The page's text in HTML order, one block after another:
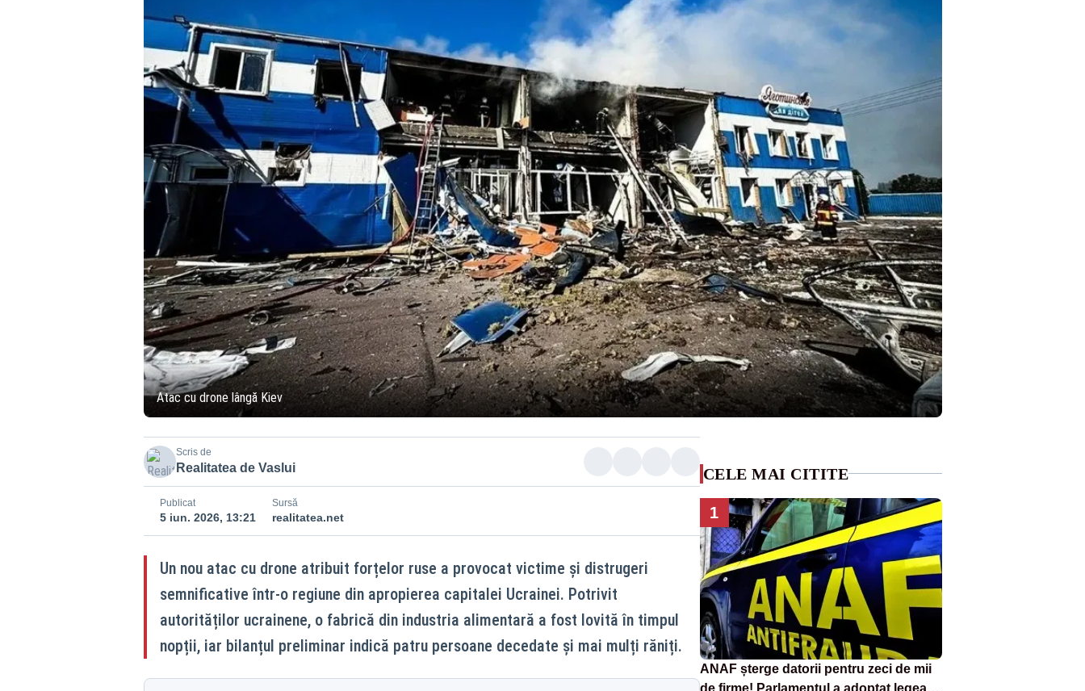
Atac cu drone lângă Kiev
Scris de
Realitatea de Vaslui
Publicat
5 iun. 2026, 13:21
Sursă
realitatea.net
Un nou atac cu drone atribuit forțelor ruse a provocat victime și distrugeri
semnificative într-o regiune din apropierea capitalei Ucrainei. Potrivit
autorităților ucrainene, o fabrică din industria alimentară a fost lovită în timpul
nopții, iar bilanțul preliminar indică patru persoane decedate și mai mulți răniți.
CELE MAI CITITE
1
ANAF șterge datorii pentru zeci de mii
de firme! Parlamentul a adoptat legea